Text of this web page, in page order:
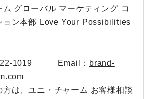
ム グローバル マーケティング コ
ョン本部 Love Your Possibilities
1019 Email： brand-
方は、ユニ・チャーム お客様相談